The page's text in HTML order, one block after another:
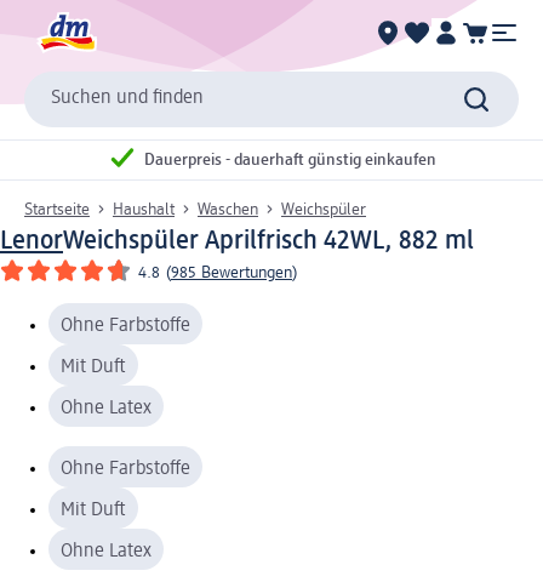
Suchen und finden
Dauerpreis - dauerhaft günstig einkaufen
Startseite Haushalt Waschen Weichspüler
LenorWeichspüler Aprilfrisch 42WL, 882 ml
4.8 (985 Bewertungen)
Ohne Farbstoffe
Mit Duft
Ohne Latex
Ohne Farbstoffe
Mit Duft
Ohne Latex